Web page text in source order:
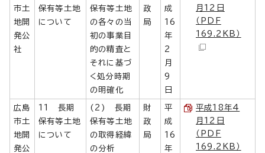
市土
地開
発公
社
保有等土地
について
保有等土地
の各々の当
初の事業目
的の精査と
それに基づ
く処分時期
の明確化
政
局
成
16
年
2
月
9
日
月12日
（PDF
169.2KB）
広島
市土
地開
発公
11 長期
保有等土地
について
(2) 長期
保有等土地
の取得経緯
の分析
財
政
局
平
成
16
年
平成18年4
月12日
（PDF
169.2KB）